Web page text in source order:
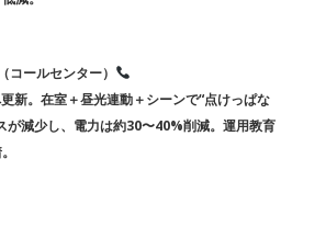
コールセンター）
新。在室＋昼光連動＋シーンで“点けっぱな
が減少し、電力は約30〜40%削減。運用教育